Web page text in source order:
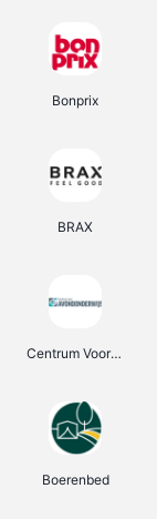
Bonprix
BRAX
Centrum Voor Avondonderwijs
Boerenbed